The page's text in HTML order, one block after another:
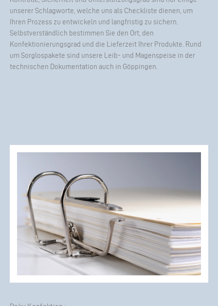
unserer Schlagworte, welche uns als Checkliste dienen, um
Ihren Prozess zu entwickeln und langfristig zu sichern.
Selbstverständlich bestimmen Sie den Ort, den
Konfektionierungsgrad und die Lieferzeit Ihrer Produkte. Rund
um Sorglospakete sind unsere Leib- und Magenspeise in der
technischen Dokumentation auch in Göppingen.